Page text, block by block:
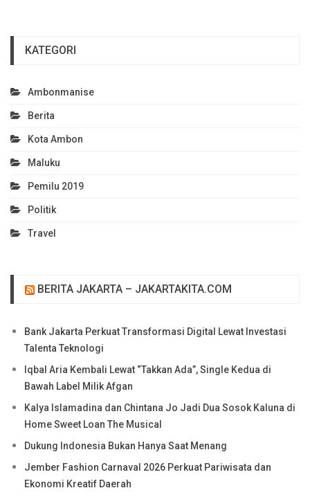
KATEGORI
Ambonmanise
Berita
Kota Ambon
Maluku
Pemilu 2019
Politik
Travel
BERITA JAKARTA – JAKARTAKITA.COM
Bank Jakarta Perkuat Transformasi Digital Lewat Investasi
Talenta Teknologi
Iqbal Aria Kembali Lewat “Takkan Ada”, Single Kedua di
Bawah Label Milik Afgan
Kalya Islamadina dan Chintana Jo Jadi Dua Sosok Kaluna di
Home Sweet Loan The Musical
Dukung Indonesia Bukan Hanya Saat Menang
Jember Fashion Carnaval 2026 Perkuat Pariwisata dan
Ekonomi Kreatif Daerah